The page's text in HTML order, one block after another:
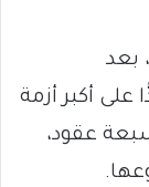
بعد
على أكبر أزمة
عقود،